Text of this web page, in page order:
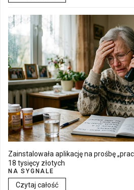
Zainstalowała aplikację na prośbę
18 tysięcy złotych
NA SYGNALE
Czytaj całość